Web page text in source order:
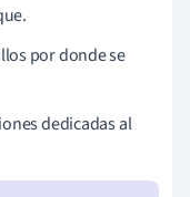
por donde se
dedicadas al